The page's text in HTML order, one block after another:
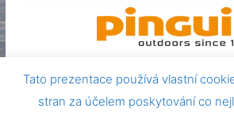
Tato prezentace používá vlastní
stran za účelem poskytování co